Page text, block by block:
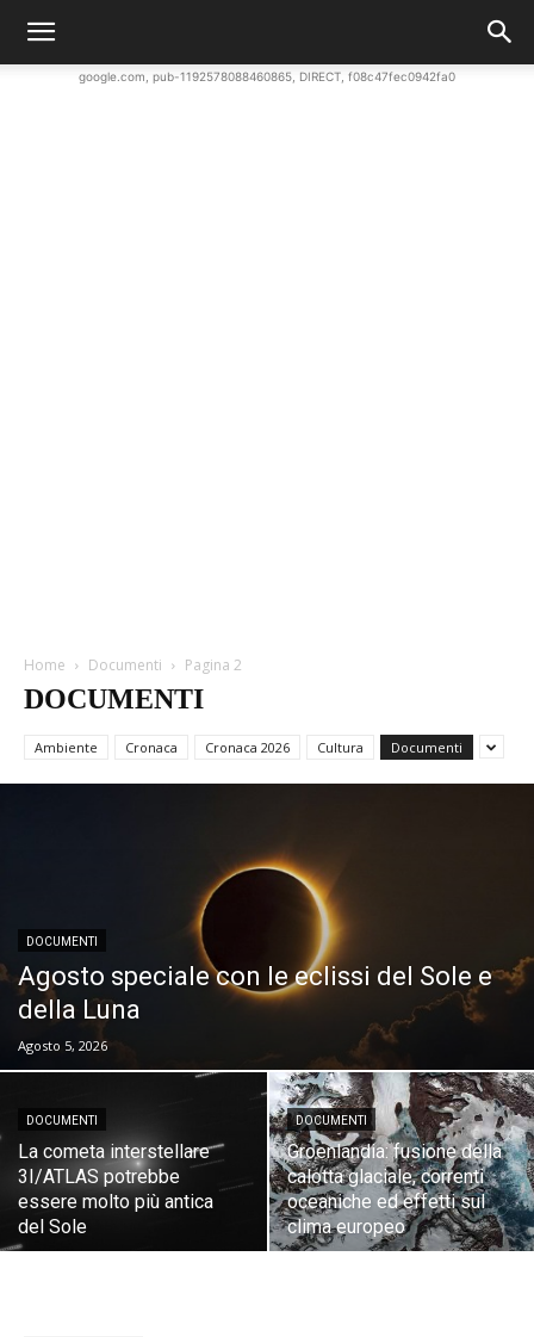
google.com, pub-1192578088460865, DIRECT, f08c47fec0942fa0
Home Documenti Pagina 2
DOCUMENTI
Ambiente Cronaca Cronaca 2026 Cultura Documenti
DOCUMENTI
Agosto speciale con le eclissi del Sole e
della Luna
Agosto 5, 2026
DOCUMENTI
La cometa interstellare
3I/ATLAS potrebbe
essere molto più antica
del Sole
DOCUMENTI
Groenlandia: fusione della
calotta glaciale, correnti
oceaniche ed effetti sul
clima europeo